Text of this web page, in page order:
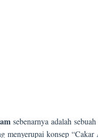
sebenarnya adalah
menyerupai konsep